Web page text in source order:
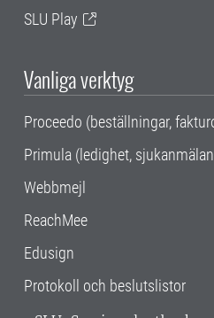
SLU Play
Vanliga verktyg
Proceedo (beställningar,
Primula (ledighet,
Webbmejl
ReachMee
Edusign
Protokoll och beslutslistor